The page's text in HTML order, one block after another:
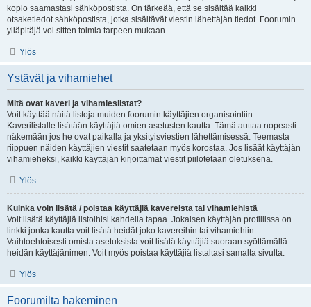
kopio saamastasi sähköpostista. On tärkeää, että se sisältää kaikki
otsaketiedot sähköpostista, jotka sisältävät viestin lähettäjän tiedot. Foorumin
ylläpitäjä voi sitten toimia tarpeen mukaan.
Ylös
Ystävät ja vihamiehet
Mitä ovat kaveri ja vihamieslistat?
Voit käyttää näitä listoja muiden foorumin käyttäjien organisointiin.
Kaverilistalle lisätään käyttäjiä omien asetusten kautta. Tämä auttaa nopeasti
näkemään jos he ovat paikalla ja yksityisviestien lähettämisessä. Teemasta
riippuen näiden käyttäjien viestit saatetaan myös korostaa. Jos lisäät käyttäjän
vihamieheksi, kaikki käyttäjän kirjoittamat viestit piilotetaan oletuksena.
Ylös
Kuinka voin lisätä / poistaa käyttäjiä kavereista tai vihamiehistä
Voit lisätä käyttäjiä listoihisi kahdella tapaa. Jokaisen käyttäjän profiilissa on
linkki jonka kautta voit lisätä heidät joko kavereihin tai vihamiehiin.
Vaihtoehtoisesti omista asetuksista voit lisätä käyttäjiä suoraan syöttämällä
heidän käyttäjänimen. Voit myös poistaa käyttäjiä listaltasi samalta sivulta.
Ylös
Foorumilta hakeminen